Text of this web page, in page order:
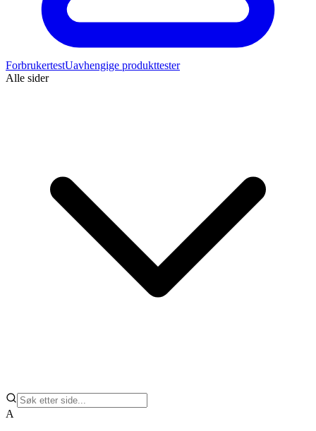
ForbrukertestUavhengige produkttester
Alle sider
A